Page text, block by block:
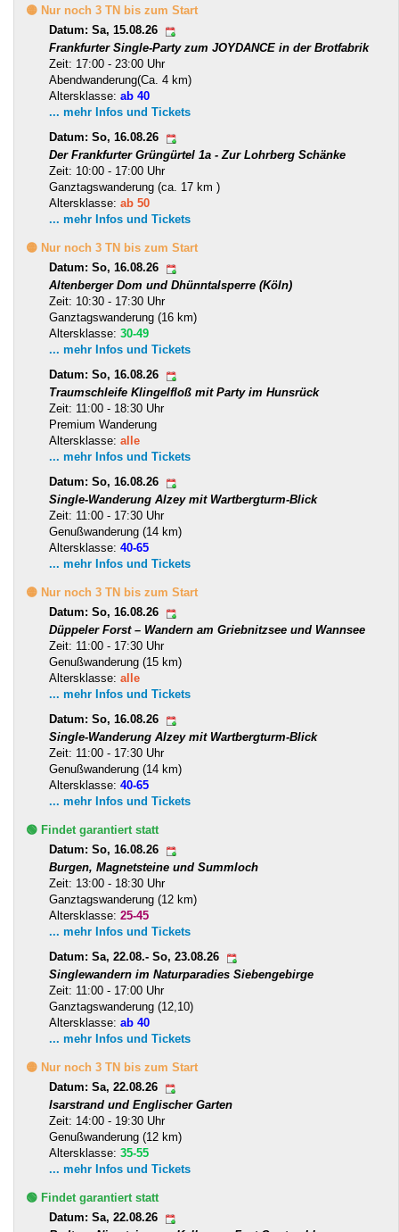
🟡 Nur noch 3 TN bis zum Start
Datum: Sa, 15.08.26
Frankfurter Single-Party zum JOYDANCE in der Brotfabrik
Zeit: 17:00 - 23:00 Uhr
Abendwanderung(Ca. 4 km)
Altersklasse: ab 40
... mehr Infos und Tickets
Datum: So, 16.08.26
Der Frankfurter Grüngürtel 1a - Zur Lohrberg Schänke
Zeit: 10:00 - 17:00 Uhr
Ganztagswanderung (ca. 17 km )
Altersklasse: ab 50
... mehr Infos und Tickets
🟡 Nur noch 3 TN bis zum Start
Datum: So, 16.08.26
Altenberger Dom und Dhünntalsperre (Köln)
Zeit: 10:30 - 17:30 Uhr
Ganztagswanderung (16 km)
Altersklasse: 30-49
... mehr Infos und Tickets
Datum: So, 16.08.26
Traumschleife Klingelfloß mit Party im Hunsrück
Zeit: 11:00 - 18:30 Uhr
Premium Wanderung
Altersklasse: alle
... mehr Infos und Tickets
Datum: So, 16.08.26
Single-Wanderung Alzey mit Wartbergturm-Blick
Zeit: 11:00 - 17:30 Uhr
Genußwanderung (14 km)
Altersklasse: 40-65
... mehr Infos und Tickets
🟡 Nur noch 3 TN bis zum Start
Datum: So, 16.08.26
Düppeler Forst – Wandern am Griebnitzsee und Wannsee
Zeit: 11:00 - 17:30 Uhr
Genußwanderung (15 km)
Altersklasse: alle
... mehr Infos und Tickets
Datum: So, 16.08.26
Single-Wanderung Alzey mit Wartbergturm-Blick
Zeit: 11:00 - 17:30 Uhr
Genußwanderung (14 km)
Altersklasse: 40-65
... mehr Infos und Tickets
🟢 Findet garantiert statt
Datum: So, 16.08.26
Burgen, Magnetsteine und Summloch
Zeit: 13:00 - 18:30 Uhr
Ganztagswanderung (12 km)
Altersklasse: 25-45
... mehr Infos und Tickets
Datum: Sa, 22.08.- So, 23.08.26
Singlewandern im Naturparadies Siebengebirge
Zeit: 11:00 - 17:00 Uhr
Ganztagswanderung (12,10)
Altersklasse: ab 40
... mehr Infos und Tickets
🟡 Nur noch 3 TN bis zum Start
Datum: Sa, 22.08.26
Isarstrand und Englischer Garten
Zeit: 14:00 - 19:30 Uhr
Genußwanderung (12 km)
Altersklasse: 35-55
... mehr Infos und Tickets
🟢 Findet garantiert statt
Datum: Sa, 22.08.26